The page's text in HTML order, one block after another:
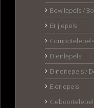
Bowllepels /
Brijlepels
Compotelepels
Dienlepels
Dinerlepels /
Eierlepels